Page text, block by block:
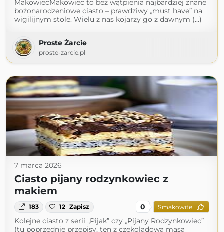
MakowiecMakowiec to bez wątpienia najbardziej znane
bożonarodzeniowe ciasto – prawdziwy „must have” na
wigilijnym stole. Wielu z nas kojarzy go z dawnym (...)
Proste Żarcie
proste-zarcie.pl
7 marca 2026
Ciasto pijany rodzynkowiec z
makiem
183 12 Zapisz 0 Smakowite
Kolejne ciasto z serii „Pijak” czy „Pijany Rodzynkowiec”
(tu poprzednie przepisy, ten z czekoladową masą